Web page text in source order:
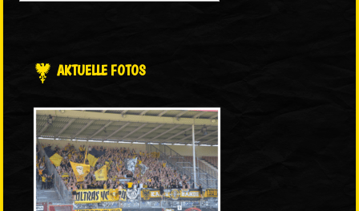
AKTUELLE FOTOS